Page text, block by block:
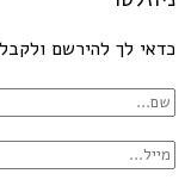
כדאי לך להירשם